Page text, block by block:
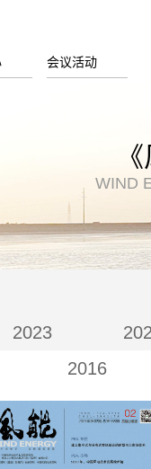
会议活动
WIND
2023
2016